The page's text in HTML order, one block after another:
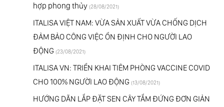
hợp phong thủy (28/08/2021)
ITALISA VIỆT NAM: VỪA SẢN XUẤT VỪA CHỐNG DỊCH
ĐẢM BẢO CÔNG VIỆC ỔN ĐỊNH CHO NGƯỜI LAO
ĐỘNG (23/08/2021)
ITALISA VN: TRIỂN KHAI TIÊM PHÒNG VACCINE COVID
CHO 100% NGƯỜI LAO ĐỘNG (13/08/2021)
HƯỚNG DÃN LẮP ĐẶT SEN CÂY TẮM ĐỨNG ĐƠN GIẢN